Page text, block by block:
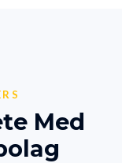
Med